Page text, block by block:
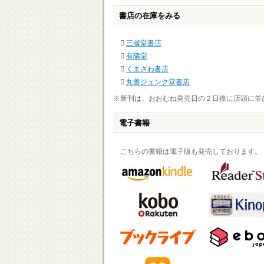
書店の在庫をみる
三省堂書店
有隣堂
くまざわ書店
丸善ジュンク堂書店
※新刊は、おおむね発売日の２日後に店頭に並
電子書籍
こちらの書籍は電子版も発売しております。